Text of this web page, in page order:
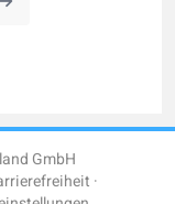
GmbH